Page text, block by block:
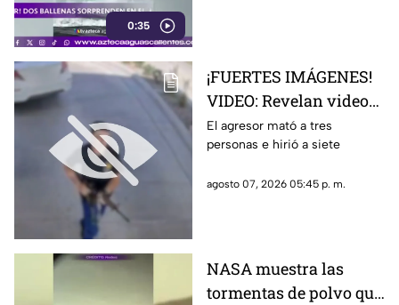
0:35
¡FUERTES IMÁGENES!
VIDEO: Revelan videos
de seguridad del tiroteo
realizado en famosa
hamburguesas en
El agresor mató a tres
personas e hirió a siete
agosto 07, 2026 05:45 p. m.
NASA muestra las
tormentas de polvo que